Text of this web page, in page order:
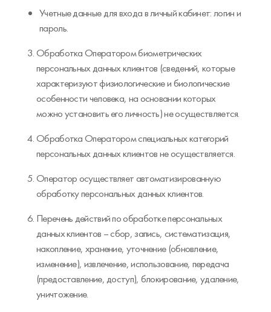
Учетные данные для входа в личный кабинет: логин и
пароль.
Обработка Оператором биометрических
персональных данных клиентов (сведений, которые
характеризуют физиологические и биологические
особенности человека, на основании которых
можно установить его личность) не осуществляется.
Обработка Оператором специальных категорий
персональных данных клиентов не осуществляется.
Оператор осуществляет автоматизированную
обработку персональных данных клиентов.
Перечень действий по обработке персональных
данных клиентов – сбор, запись, систематизация,
накопление, хранение, уточнение (обновление,
изменение), извлечение, использование, передача
(предоставление, доступ), блокирование, удаление,
уничтожение.